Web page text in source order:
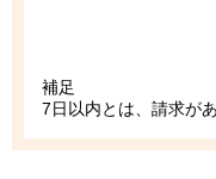
補足
7日以内とは、請求が